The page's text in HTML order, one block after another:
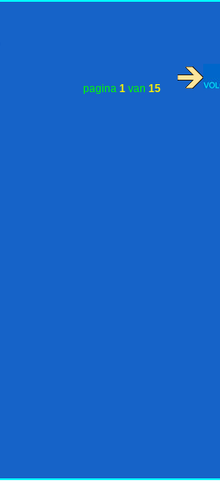
pagina 1 van 15